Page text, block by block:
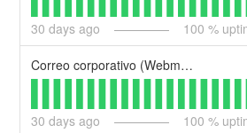
30 days ago 100 %
Correo corporativo (Webmail Premium)
30 days ago 100 %